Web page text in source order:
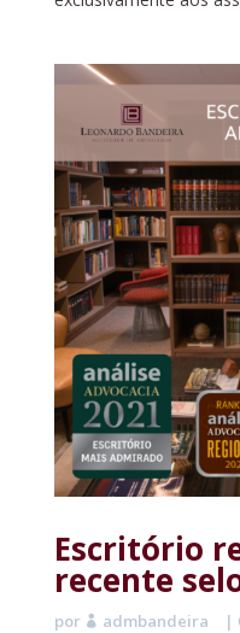
Escritório
recente
por admbandeira |